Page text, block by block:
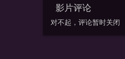
影片评论
对不起，评论暂时关闭